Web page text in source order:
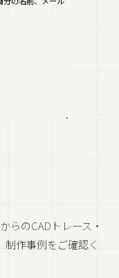
らのCADトレース・
作事例をご確認く